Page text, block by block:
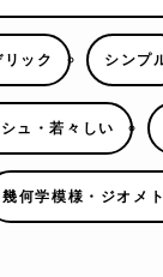
ック シンプ
ュ・若々しい
幾何学模様・ジオメ